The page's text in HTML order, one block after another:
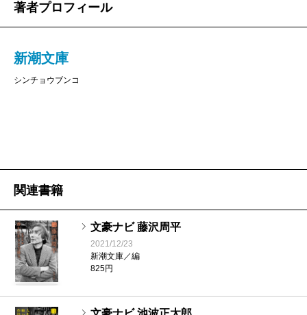
ばれていることでした。「大切な」という言葉か
が、ともかく、第一線で活躍されている方々から
そうした本が選ばれたのは、うれしい限りです。
す。
昨年私たちは、書店の文庫の棚をもっと活性化さ
せたいという観点から、営業部と共に売れ筋作品
にどんな変化が起きているか、10年前まで溯って
調査をしました。そこで分かったのはここ数年、
売れ行き500位から1000位あたりに入る、名作と
著者プロフィール
新潮文庫
シンチョウブンコ
関連書籍
文豪ナビ 藤沢周平
2021/12/23
新潮文庫／編
825円